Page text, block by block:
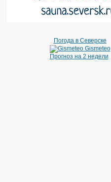
Погода в Северске
Gismeteo
Прогноз на 2 недели